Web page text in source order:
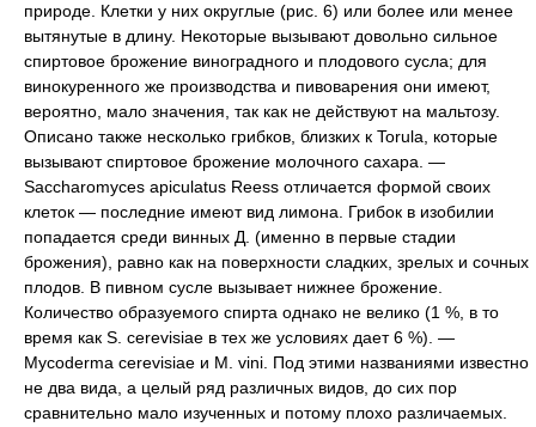
природе. Клетки у них округлые (рис. 6) или более или менее
вытянутые в длину. Некоторые вызывают довольно сильное
спиртовое брожение виноградного и плодового сусла; для
винокуренного же производства и пивоварения они имеют,
вероятно, мало значения, так как не действуют на мальтозу.
Описано также несколько грибков, близких к Torula, которые
вызывают спиртовое брожение молочного сахара. —
Saccharomyces apiculatus Reess отличается формой своих
клеток — последние имеют вид лимона. Грибок в изобилии
попадается среди винных Д. (именно в первые стадии
брожения), равно как на поверхности сладких, зрелых и сочных
плодов. В пивном сусле вызывает нижнее брожение.
Количество образуемого спирта однако не велико (1 %, в то
время как S. cerevisiae в тех же условиях дает 6 %). —
Mycoderma cerevisiae и M. vini. Под этими названиями известно
не два вида, а целый ряд различных видов, до сих пор
сравнительно мало изученных и потому плохо различаемых.